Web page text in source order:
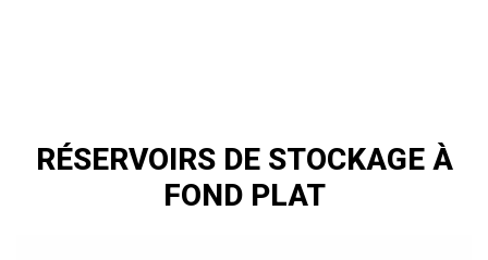
RÉSERVOIRS DE STOCKAGE À
FOND PLAT